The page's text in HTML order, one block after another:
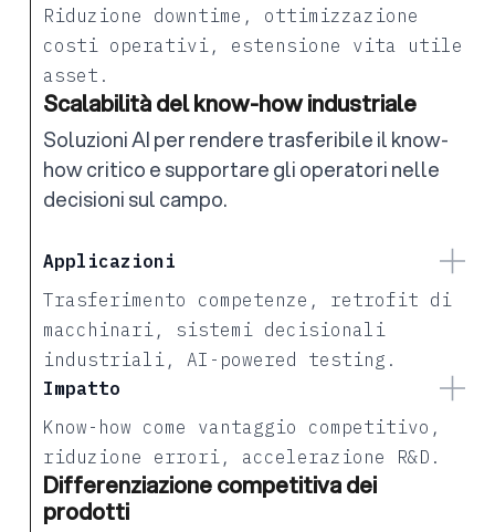
Riduzione downtime, ottimizzazione
costi operativi, estensione vita utile
asset.
Scalabilità del know-how industriale
Soluzioni AI per rendere trasferibile il know-
how critico e supportare gli operatori nelle
decisioni sul campo.
Applicazioni
Trasferimento competenze, retrofit di
macchinari, sistemi decisionali
industriali, AI-powered testing.
Impatto
Know-how come vantaggio competitivo,
riduzione errori, accelerazione R&D.
Differenziazione competitiva dei
prodotti